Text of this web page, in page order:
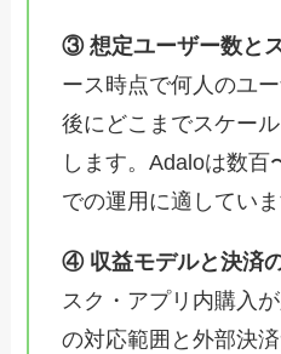
③ 想定ユーザー数と
ース時点で何人のユ
後にどこまでスケー
します。Adaloは数百
での運用に適していま
④ 収益モデルと決済
スク・アプリ内購入
の対応範囲と外部決